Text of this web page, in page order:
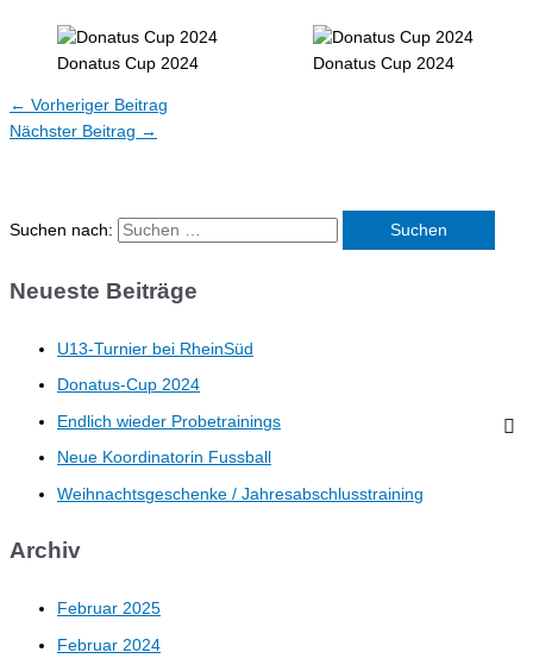
Donatus Cup 2024 Donatus Cup 2024
← Vorheriger Beitrag
Nächster Beitrag →
Suchen nach:
Neueste Beiträge
U13-Turnier bei RheinSüd
Donatus-Cup 2024
Endlich wieder Probetrainings
Neue Koordinatorin Fussball
Weihnachtsgeschenke / Jahresabschlusstraining
Archiv
Februar 2025
Februar 2024